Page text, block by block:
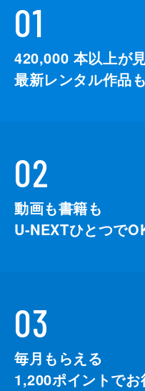
01
420,000 本以上が
最新レンタル作品も
02
動画も書籍も
U-NEXTひとつで
03
毎月もらえる
1,200ポイントでお